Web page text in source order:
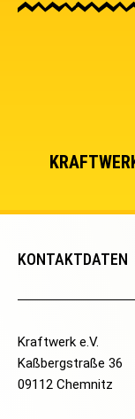
KONTAKTDATEN
Kraftwerk e.V.
Kaßbergstraße 36
09112 Chemnitz